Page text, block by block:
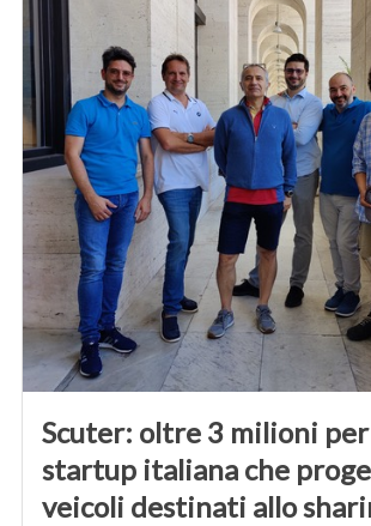
Scuter: oltre 3 milioni
startup italiana che
veicoli destinati allo